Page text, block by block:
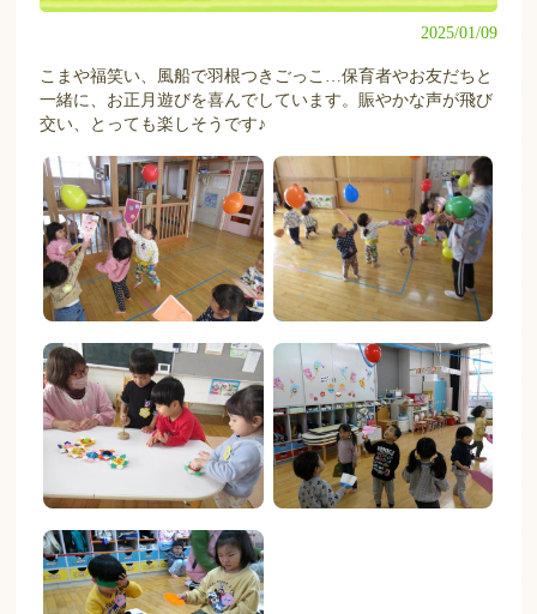
2025/01/09
こまや福笑い、風船で羽根つきごっこ…保育者やお友だちと
一緒に、お正月遊びを喜んでしています。賑やかな声が飛び
交い、とっても楽しそうです♪